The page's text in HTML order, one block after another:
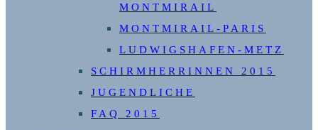
MONTMIRAIL
MONTMIRAIL-PARIS
LUDWIGSHAFEN-METZ
SCHIRMHERRINNEN 2015
JUGENDLICHE
FAQ 2015